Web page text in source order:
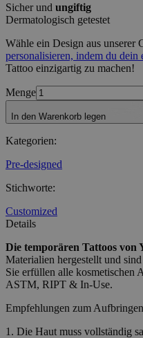
Sicher und ungiftig
Dermatologisch getestet
Wähle ein Design aus unserer
personalisieren, indem du dein
Tattoo einzigartig zu machen!
Menge
In den Warenkorb legen
Kategorien:
Pre-designed
Stichworte:
Customized
Details
Die temporären Tattoos von
Materialien hergestellt und
Sie erfüllen alle
ASTM, RIPT & In-Use.
Empfehlungen zum
1. Die Haut muss vollständig